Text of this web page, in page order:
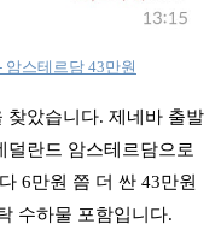
암스테르담 43만원
찾았습니다. 제네바 출발
덜란드 암스테르담으로
6만원 쯤 더 싼 43만원
수하물 포함입니다.